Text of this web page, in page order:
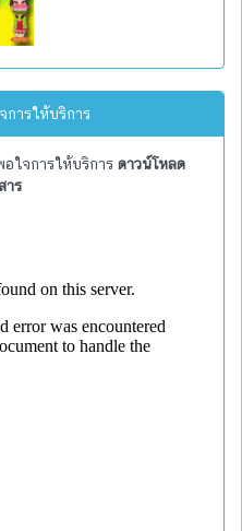
การให้บริการ
ใจการให้บริการ ดาวน์โหลด
าร